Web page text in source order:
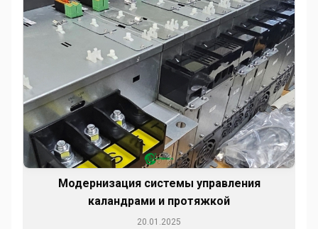
Модернизация системы управления
каландрами и протяжкой
20.01.2025